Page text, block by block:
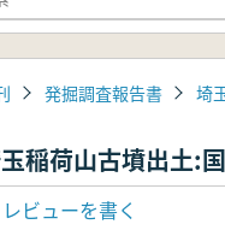
発掘調査報告書 埼
稲荷山古墳出土:
レビューを書く